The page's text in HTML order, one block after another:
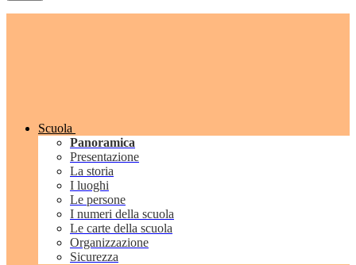
Scuola
Panoramica
Presentazione
La storia
I luoghi
Le persone
I numeri della scuola
Le carte della scuola
Organizzazione
Sicurezza